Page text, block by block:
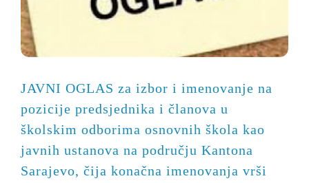
JAVNI OGLAS za izbor i imenovanje na
pozicije predsjednika i članova u
školskim odborima osnovnih škola kao
javnih ustanova na području Kantona
Sarajevo, čija konačna imenovanja vrši